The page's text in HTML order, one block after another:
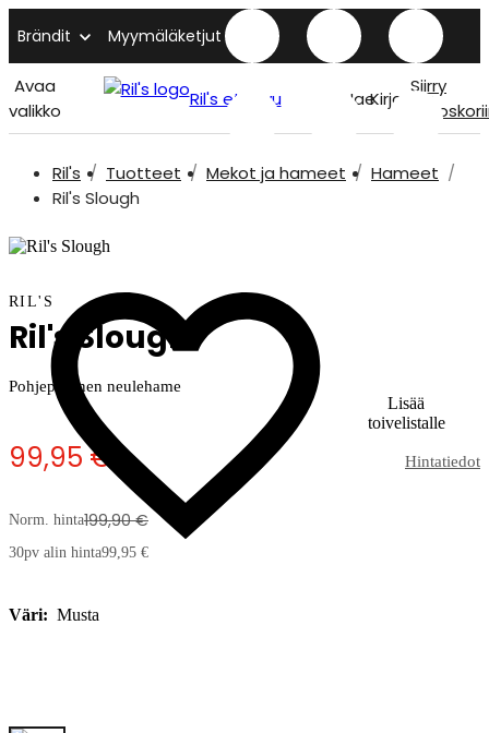
Brändit Myymäläketjut
Avaa
valikko
Ril's etusivu HaeKirjaudu
Siirry
Ril's Tuotteet Mekot ja hameet
Hameet
Ril's Slough
Lisää
toivelistalle
RIL'S
Ril's Slough
Pohjepituinen neulehame
99,95 € Hintatiedot
Norm. hinta199,90 €
30pv alin hinta99,95 €
Väri: Musta